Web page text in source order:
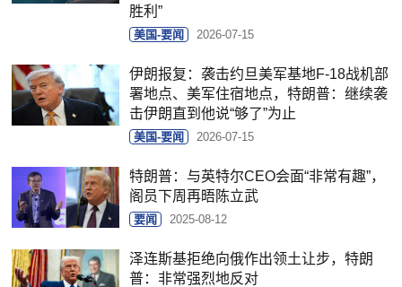
胜利”
美国-要闻 2026-07-15
伊朗报复：袭击约旦美军基地F-18战机部
署地点、美军住宿地点，特朗普：继续袭
击伊朗直到他说“够了”为止
美国-要闻 2026-07-15
特朗普：与英特尔CEO会面“非常有趣”，
阁员下周再晤陈立武
要闻 2025-08-12
泽连斯基拒绝向俄作出领土让步，特朗
普：非常强烈地反对